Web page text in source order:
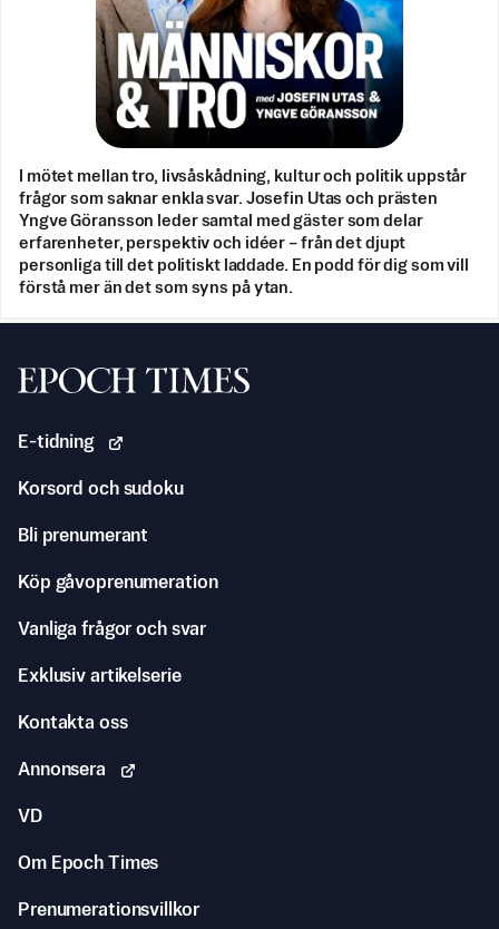
I mötet mellan tro, livsåskådning, kultur och politik uppstår
frågor som saknar enkla svar. Josefin Utas och prästen
Yngve Göransson leder samtal med gäster som delar
erfarenheter, perspektiv och idéer – från det djupt
personliga till det politiskt laddade. En podd för dig som vill
förstå mer än det som syns på ytan.
Svenska Epoch Times
E-tidning
Korsord och sudoku
Bli prenumerant
Köp gåvoprenumeration
Vanliga frågor och svar
Exklusiv artikelserie
Kontakta oss
Annonsera
VD
Om Epoch Times
Prenumerationsvillkor